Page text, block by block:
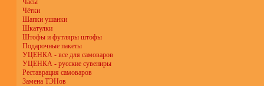
Часы
Чётки
Шапки ушанки
Шкатулки
Штофы и футляры штофы
Подарочные пакеты
УЦЕНКА - все для самоваров
УЦЕНКА - русские сувениры
Реставрация самоваров
Замена ТЭНов